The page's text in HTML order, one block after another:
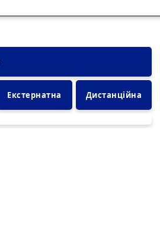
Екстернатна Дистанційна